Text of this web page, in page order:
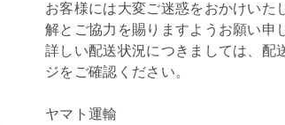
お客様には大変ご迷惑をおかけいた
解とご協力を賜りますようお願い申
詳しい配送状況につきましては、配
ジをご確認ください。
ヤマト運輸